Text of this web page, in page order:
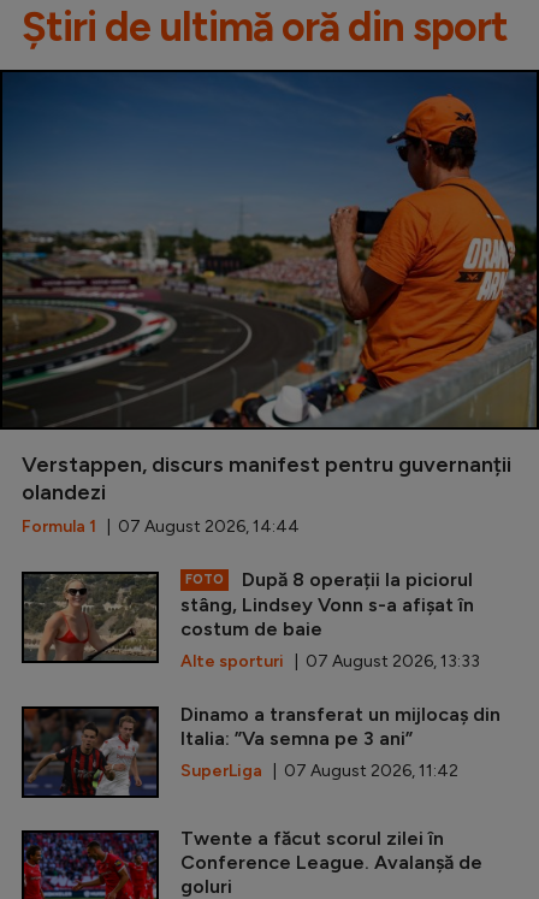
Știri de ultimă oră din sport
Verstappen, discurs manifest pentru guvernanții
olandezi
Formula 1 | 07 August 2026, 14:44
FOTO
După 8 operații la piciorul
stâng, Lindsey Vonn s-a afișat în
costum de baie
Alte sporturi | 07 August 2026, 13:33
Dinamo a transferat un mijlocaș din
Italia: ”Va semna pe 3 ani”
SuperLiga | 07 August 2026, 11:42
Twente a făcut scorul zilei în
Conference League. Avalanșă de
goluri